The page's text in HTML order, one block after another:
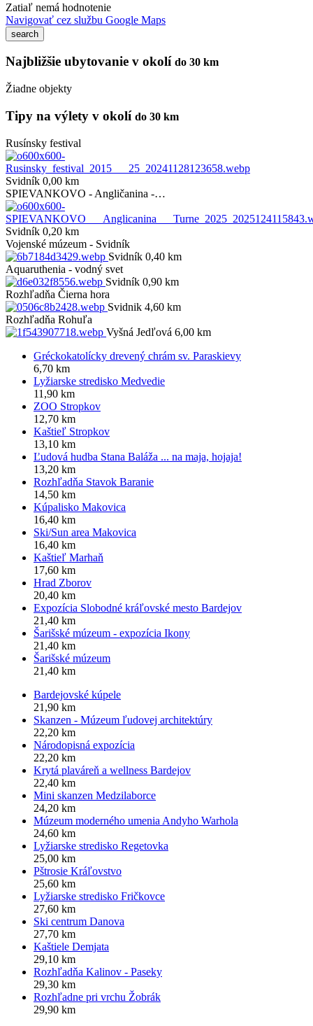
Zatiaľ nemá hodnotenie
Navigovať cez službu Google Maps
Najbližšie ubytovanie v okolí do 30 km
Žiadne objekty
Tipy na výlety v okolí do 30 km
Rusínsky festival
Svidník 0,00 km
SPIEVANKOVO - Angličanina -…
Svidník 0,20 km
Vojenské múzeum - Svidník
Svidník 0,40 km
Aquaruthenia - vodný svet
Svidník 0,90 km
Rozhľadňa Čierna hora
Svidnik 4,60 km
Rozhľadňa Rohuľa
Vyšná Jedľová 6,00 km
Gréckokatolícky drevený chrám sv. Paraskievy
6,70 km
Lyžiarske stredisko Medvedie
11,90 km
ZOO Stropkov
12,70 km
Kaštieľ Stropkov
13,10 km
Ľudová hudba Stana Baláža ... na maja, hojaja!
13,20 km
Rozhľadňa Stavok Baranie
14,50 km
Kúpalisko Makovica
16,40 km
Ski/Sun area Makovica
16,40 km
Kaštieľ Marhaň
17,60 km
Hrad Zborov
20,40 km
Expozícia Slobodné kráľovské mesto Bardejov
21,40 km
Šarišské múzeum - expozícia Ikony
21,40 km
Šarišské múzeum
21,40 km
Bardejovské kúpele
21,90 km
Skanzen - Múzeum ľudovej architektúry
22,20 km
Národopisná expozícia
22,20 km
Krytá plaváreň a wellness Bardejov
22,40 km
Mini skanzen Medzilaborce
24,20 km
Múzeum moderného umenia Andyho Warhola
24,60 km
Lyžiarske stredisko Regetovka
25,00 km
Pštrosie Kráľovstvo
25,60 km
Lyžiarske stredisko Fričkovce
27,60 km
Ski centrum Danova
27,70 km
Kaštiele Demjata
29,10 km
Rozhľadňa Kalinov - Paseky
29,30 km
Rozhľadne pri vrchu Žobrák
29,90 km